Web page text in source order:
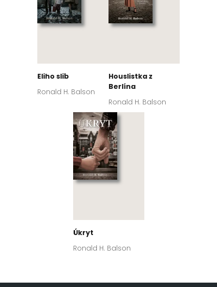
Eliho slib
Ronald H. Balson
Houslistka z
Berlína
Ronald H. Balson
Úkryt
Ronald H. Balson